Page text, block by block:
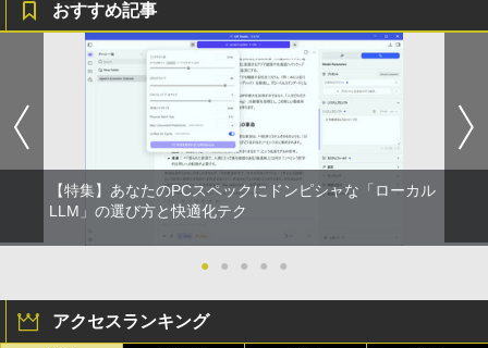
8月5日限定10倍＆抽選10000P！｜高性
能ノートパソコン富士通 ライフブック A
579/749 Windows11 第八世代Corei5 1
5.6型大画面 メモリ8GB 秒速起動新品SS
D256GB DVD内蔵【カメラ、テンキー選
べる】ノートパソコン オフィス付き Mic
rosoftoffice2024可 WIFI Bluetooth 送
料無料
￥24,000
￥11,440
おすすめ記事
【特集】あなたのPCスペックにドンピシャな「ローカル
LLM」の選び方と快適化テク
● ● ● ● ●
アクセスランキング